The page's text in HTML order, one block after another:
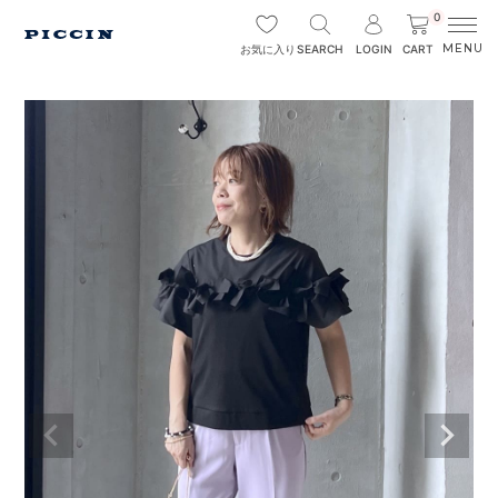
お気に入り SEARCH LOGIN
0
CART